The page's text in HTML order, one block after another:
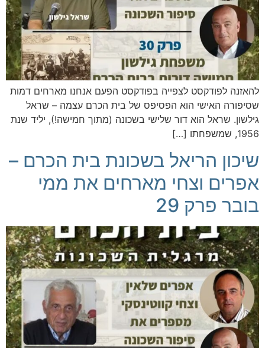
להאזנה לפודקסט לצפייה בפודקסט הפעם אנחנו מארחים דמות
שסיפורה האישי הוא הפסיפס של בית הכרם עצמה – שראל
גילשון. שראל הוא דור שלישי בשכונה (מתוך חמישה!), יליד שנת
1956, שמשפחתו […]
שיכון הריאל בשכונת בית הכרם –
אפרים וצחי מארחים את ממי
בובר פרק 29